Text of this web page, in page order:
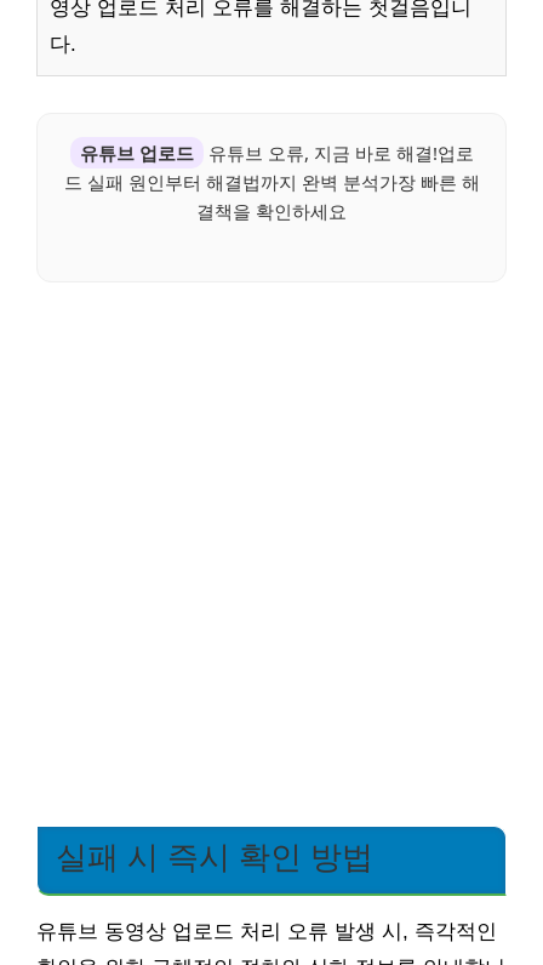
영상 업로드 처리 오류를 해결하는 첫걸음입니
다.
유튜브 업로드
유튜브 오류, 지금 바로 해결!업로
드 실패 원인부터 해결법까지 완벽 분석가장 빠른 해
결책을 확인하세요
실패 시 즉시 확인 방법
유튜브 동영상 업로드 처리 오류 발생 시, 즉각적인